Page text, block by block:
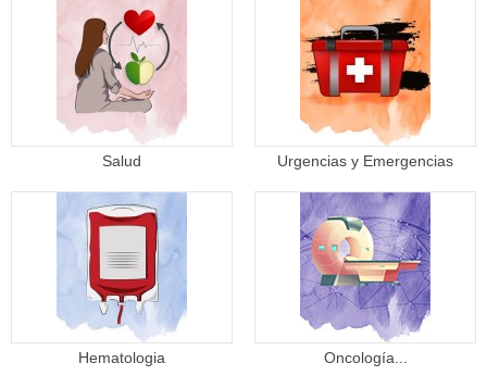
Salud Urgencias y Emergencias
Hematologia Oncología...